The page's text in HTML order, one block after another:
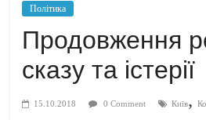
Політика
Продовження
сказу та істерії
15.10.2018 0 Comment Київ,